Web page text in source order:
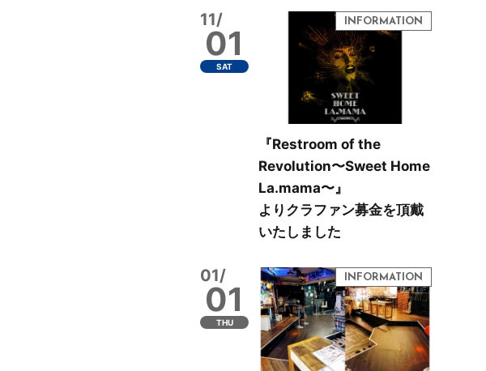
11/
01
SAT
『Restroom of the
Revolution〜Sweet Home
La.mama〜』
よりクラファン募金を頂戴
いたしました
01/
01
THU